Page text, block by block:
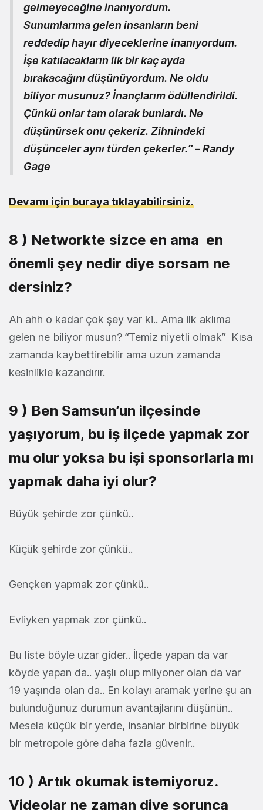
gelmeyeceğine inanıyordum.
Sunumlarıma gelen insanların beni
reddedip hayır diyeceklerine inanıyordum.
İşe katılacakların ilk bir kaç ayda
bırakacağını düşünüyordum. Ne oldu
biliyor musunuz? İnançlarım ödüllendirildi.
Çünkü onlar tam olarak bunlardı. Ne
düşünürsek onu çekeriz. Zihnindeki
düşünceler aynı türden çekerler.” – Randy
Gage
Devamı için buraya tıklayabilirsiniz.
8 ) Networkte sizce en ama en
önemli şey nedir diye sorsam ne
dersiniz?
Ah ahh o kadar çok şey var ki.. Ama ilk aklıma
gelen ne biliyor musun? “Temiz niyetli olmak” Kısa
zamanda kaybettirebilir ama uzun zamanda
kesinlikle kazandırır.
9 ) Ben Samsun’un ilçesinde
yaşıyorum, bu iş ilçede yapmak zor
mu olur yoksa bu işi sponsorlarla mı
yapmak daha iyi olur?
Büyük şehirde zor çünkü..
Küçük şehirde zor çünkü..
Gençken yapmak zor çünkü..
Evliyken yapmak zor çünkü..
Bu liste böyle uzar gider.. İlçede yapan da var
köyde yapan da.. yaşlı olup milyoner olan da var
19 yaşında olan da.. En kolayı aramak yerine şu an
bulunduğunuz durumun avantajlarını düşünün..
Mesela küçük bir yerde, insanlar birbirine büyük
bir metropole göre daha fazla güvenir..
10 ) Artık okumak istemiyoruz.
Videolar ne zaman diye sorunca